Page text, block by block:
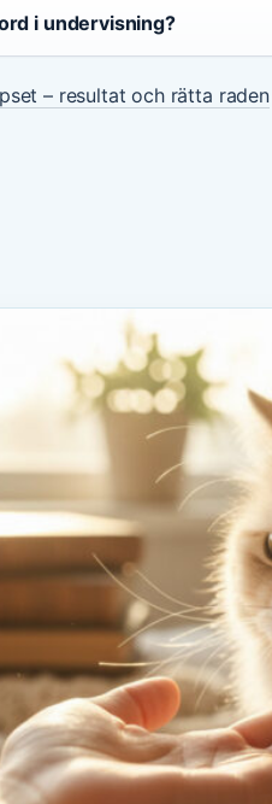
i undervisning?
– resultat och rätta raden